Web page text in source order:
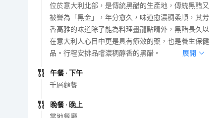
位於意大利北部，是傳統黑醋的生產地，傳統黑醋又
被譽為「黑金」，年分愈久，味道愈濃稠柔順，其芳
香高雅的味道除了能為料理畫龍點睛外，黑醋長久以
在意大利人心目中更是具有療效的藥，也是養生保健
品。行程安排品嚐濃稠醇香的黑醋。
展開
午餐 · 下午
千層麵餐
晚餐 · 晚上
當地餐廳